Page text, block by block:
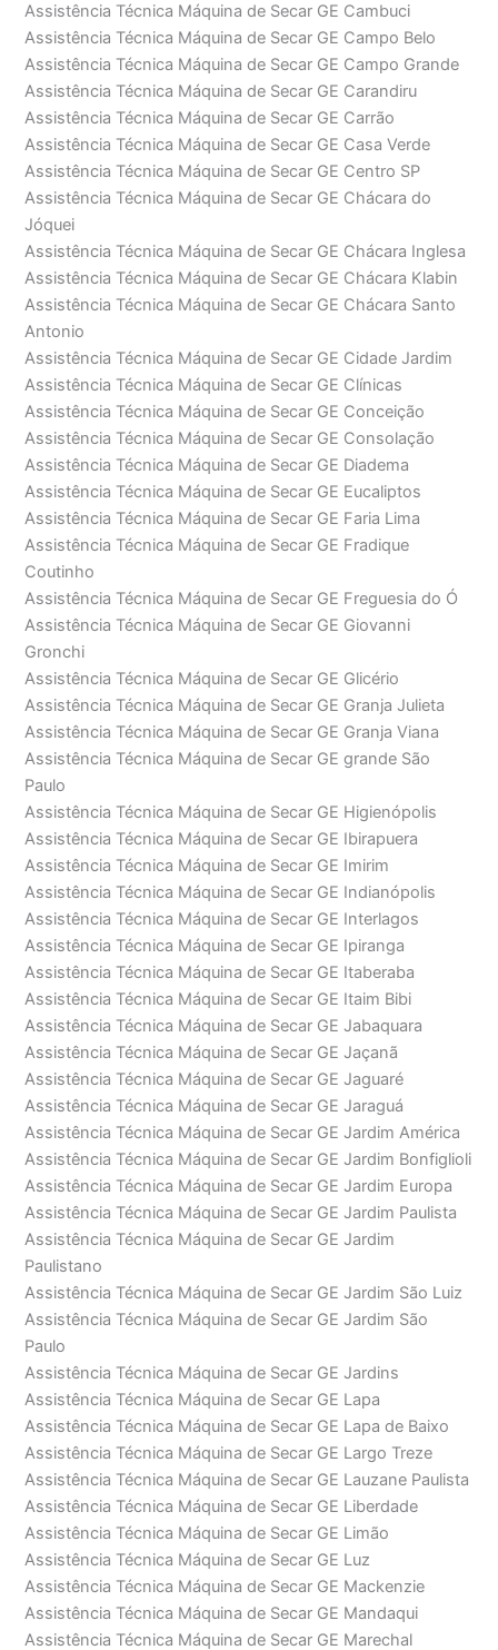
Assistência Técnica Máquina de Secar GE Cambuci
Assistência Técnica Máquina de Secar GE Campo Belo
Assistência Técnica Máquina de Secar GE Campo Grande
Assistência Técnica Máquina de Secar GE Carandiru
Assistência Técnica Máquina de Secar GE Carrão
Assistência Técnica Máquina de Secar GE Casa Verde
Assistência Técnica Máquina de Secar GE Centro SP
Assistência Técnica Máquina de Secar GE Chácara do
Jóquei
Assistência Técnica Máquina de Secar GE Chácara Inglesa
Assistência Técnica Máquina de Secar GE Chácara Klabin
Assistência Técnica Máquina de Secar GE Chácara Santo
Antonio
Assistência Técnica Máquina de Secar GE Cidade Jardim
Assistência Técnica Máquina de Secar GE Clínicas
Assistência Técnica Máquina de Secar GE Conceição
Assistência Técnica Máquina de Secar GE Consolação
Assistência Técnica Máquina de Secar GE Diadema
Assistência Técnica Máquina de Secar GE Eucaliptos
Assistência Técnica Máquina de Secar GE Faria Lima
Assistência Técnica Máquina de Secar GE Fradique
Coutinho
Assistência Técnica Máquina de Secar GE Freguesia do Ó
Assistência Técnica Máquina de Secar GE Giovanni
Gronchi
Assistência Técnica Máquina de Secar GE Glicério
Assistência Técnica Máquina de Secar GE Granja Julieta
Assistência Técnica Máquina de Secar GE Granja Viana
Assistência Técnica Máquina de Secar GE grande São
Paulo
Assistência Técnica Máquina de Secar GE Higienópolis
Assistência Técnica Máquina de Secar GE Ibirapuera
Assistência Técnica Máquina de Secar GE Imirim
Assistência Técnica Máquina de Secar GE Indianópolis
Assistência Técnica Máquina de Secar GE Interlagos
Assistência Técnica Máquina de Secar GE Ipiranga
Assistência Técnica Máquina de Secar GE Itaberaba
Assistência Técnica Máquina de Secar GE Itaim Bibi
Assistência Técnica Máquina de Secar GE Jabaquara
Assistência Técnica Máquina de Secar GE Jaçanã
Assistência Técnica Máquina de Secar GE Jaguaré
Assistência Técnica Máquina de Secar GE Jaraguá
Assistência Técnica Máquina de Secar GE Jardim América
Assistência Técnica Máquina de Secar GE Jardim Bonfiglioli
Assistência Técnica Máquina de Secar GE Jardim Europa
Assistência Técnica Máquina de Secar GE Jardim Paulista
Assistência Técnica Máquina de Secar GE Jardim
Paulistano
Assistência Técnica Máquina de Secar GE Jardim São Luiz
Assistência Técnica Máquina de Secar GE Jardim São
Paulo
Assistência Técnica Máquina de Secar GE Jardins
Assistência Técnica Máquina de Secar GE Lapa
Assistência Técnica Máquina de Secar GE Lapa de Baixo
Assistência Técnica Máquina de Secar GE Largo Treze
Assistência Técnica Máquina de Secar GE Lauzane Paulista
Assistência Técnica Máquina de Secar GE Liberdade
Assistência Técnica Máquina de Secar GE Limão
Assistência Técnica Máquina de Secar GE Luz
Assistência Técnica Máquina de Secar GE Mackenzie
Assistência Técnica Máquina de Secar GE Mandaqui
Assistência Técnica Máquina de Secar GE Marechal